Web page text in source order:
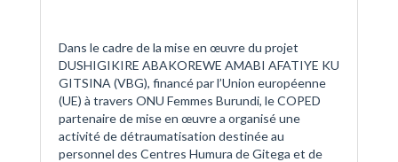
Dans le cadre de la mise en œuvre du projet
DUSHIGIKIRE ABAKOREWE AMABI AFATIYE KU
GITSINA (VBG), financé par l’Union européenne
(UE) à travers ONU Femmes Burundi, le COPED
partenaire de mise en œuvre a organisé une
activité de détraumatisation destinée au
personnel des Centres Humura de Gitega et de